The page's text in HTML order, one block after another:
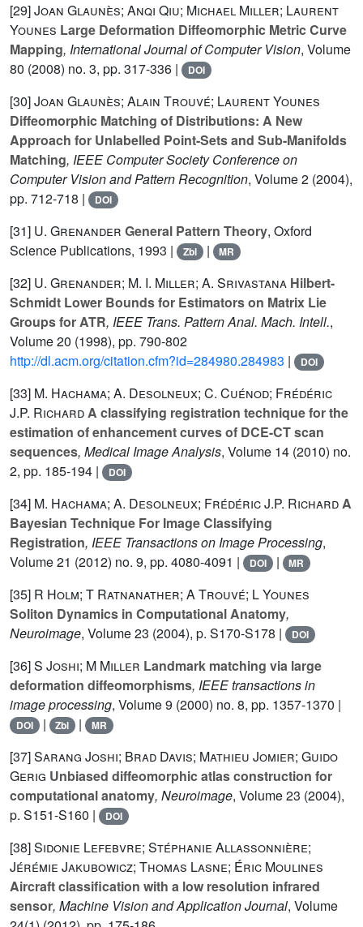
[29]Joan Glaunès; Anqi Qiu; Michael Miller; Laurent
Younes Large Deformation Diffeomorphic Metric Curve
Mapping, International Journal of Computer Vision, Volume
80 (2008) no. 3, pp. 317-336 | DOI
[30]Joan Glaunès; Alain Trouvé; Laurent Younes
Diffeomorphic Matching of Distributions: A New
Approach for Unlabelled Point-Sets and Sub-Manifolds
Matching, IEEE Computer Society Conference on
Computer Vision and Pattern Recognition, Volume 2 (2004),
pp. 712-718 |
DOI
[31] U. Grenander General Pattern Theory, Oxford
Science Publications, 1993 |
Zbl | MR
[32] U. Grenander; M. I. Miller; A. Srivastana Hilbert-
Schmidt Lower Bounds for Estimators on Matrix Lie
Groups for ATR, IEEE Trans. Pattern Anal. Mach. Intell.,
Volume 20 (1998), pp. 790-802
http://dl.acm.org/citation.cfm?id=284980.284983 | DOI
[33] M. Hachama; A. Desolneux; C. Cuénod; Frédéric
J.P. RichardA classifying registration technique for the
estimation of enhancement curves of DCE-CT scan
sequences, Medical Image Analysis, Volume 14 (2010) no.
2, pp. 185-194 |
DOI
[34] M. Hachama; A. Desolneux; Frédéric J.P. RichardA
Bayesian Technique For Image Classifying
Registration, IEEE Transactions on Image Processing,
Volume 21 (2012) no. 9, pp. 4080-4091 | DOI | MR
[35] R Holm; T Ratnanather; A Trouvé; L Younes
Soliton Dynamics in Computational Anatomy,
Neuroimage, Volume 23 (2004), p. S170-S178 | DOI
[36]S Joshi; M Miller Landmark matching via large
deformation diffeomorphisms, IEEE transactions in
image processing, Volume 9 (2000) no. 8, pp. 1357-1370 |
DOI | Zbl | MR
[37]Sarang Joshi; Brad Davis; Mathieu Jomier; Guido
Gerig Unbiased diffeomorphic atlas construction for
computational anatomy, Neuroimage, Volume 23 (2004),
p. S151-S160 |
DOI
[38]Sidonie Lefebvre; Stéphanie Allassonnière;
Jérémie Jakubowicz; Thomas Lasne; Éric Moulines
Aircraft classification with a low resolution infrared
sensor, Machine Vision and Application Journal, Volume